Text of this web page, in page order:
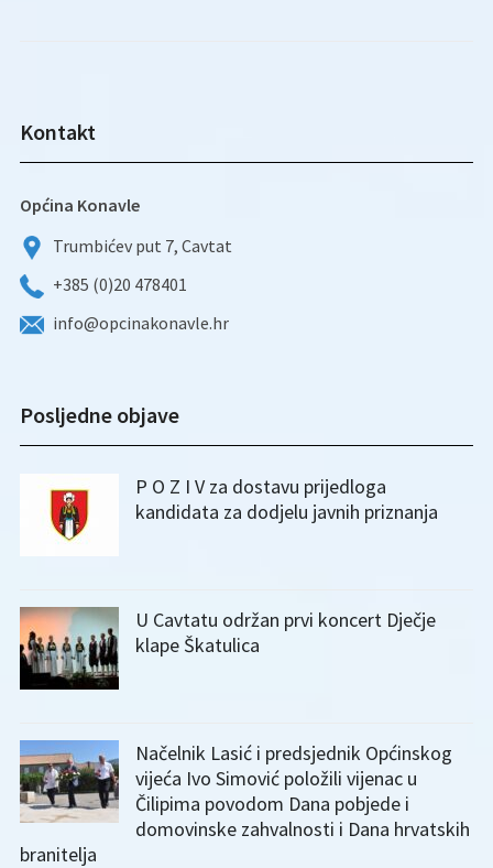
Kontakt
Općina Konavle
Trumbićev put 7, Cavtat
+385 (0)20 478401
info@opcinakonavle.hr
Posljedne objave
P O Z I V za dostavu prijedloga
kandidata za dodjelu javnih priznanja
U Cavtatu održan prvi koncert Dječje
klape Škatulica
Načelnik Lasić i predsjednik Općinskog
vijeća Ivo Simović položili vijenac u
Čilipima povodom Dana pobjede i
domovinske zahvalnosti i Dana hrvatskih
branitelja